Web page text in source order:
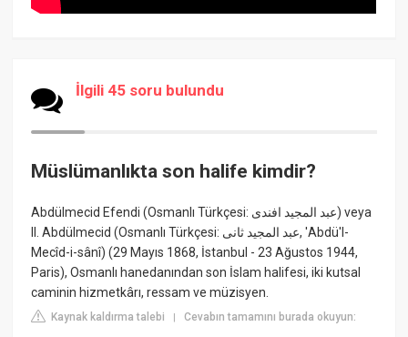
İlgili 45 soru bulundu
Müslümanlıkta son halife kimdir?
Abdülmecid Efendi (Osmanlı Türkçesi: عبد المجيد افندی) veya
II. Abdülmecid (Osmanlı Türkçesi: عبد المجید ثانی, 'Abdü'l-
Mecîd-i-sânî) (29 Mayıs 1868, İstanbul - 23 Ağustos 1944,
Paris), Osmanlı hanedanından son İslam halifesi, iki kutsal
caminin hizmetkârı, ressam ve müzisyen.
Kaynak kaldırma talebi |Cevabın tamamını burada okuyun: